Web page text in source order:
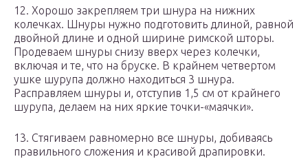
12. Хорошо закрепляем три шнура на нижних
колечках. Шнуры нужно подготовить длиной, равной
двойной длине и одной ширине римской шторы.
Продеваем шнуры снизу вверх через колечки,
включая и те, что на бруске. В крайнем четвертом
ушке шурупа должно находиться 3 шнура.
Расправляем шнуры и, отступив 1,5 см от крайнего
шурупа, делаем на них яркие точки-«маячки».
13. Стягиваем равномерно все шнуры, добиваясь
правильного сложения и красивой драпировки.